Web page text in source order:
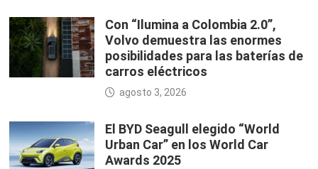
Con “Ilumina a Colombia 2.0”,
Volvo demuestra las enormes
posibilidades para las baterías de
carros eléctricos
agosto 3, 2026
El BYD Seagull elegido “World
Urban Car” en los World Car
Awards 2025